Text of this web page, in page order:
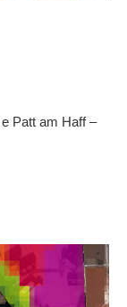
Patt am Haff –